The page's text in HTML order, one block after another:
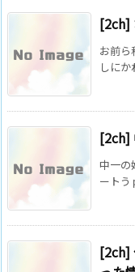
[2ch]
お前ら
しにか
[2ch]
中一の
ート
[2ch]